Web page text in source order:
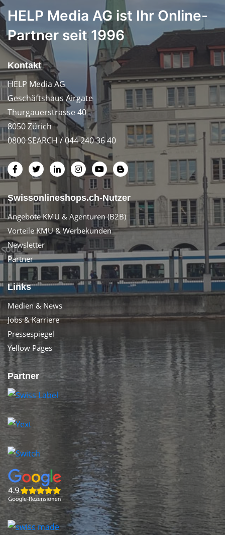
HELP Media AG ist Ihr Online-
Partner seit 1996
Kontakt
HELP Media AG
Geschäftshaus Airgate
Thurgauerstrasse 40
8050 Zürich
0800 SEARCH / 044 240 36 40
Swissonlineshops.ch-Nutzer
Angebote KMU & Agenturen (B2B)
Vorteile KMU & Werbekunden
Newsletter
Partner
Links
Medien & News
Jobs & Karriere
Pressespiegel
Yellow Pages
Partner